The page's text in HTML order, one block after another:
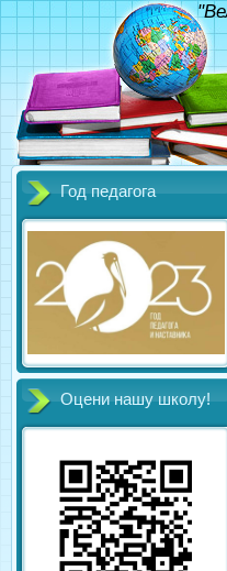
Год педагога
Оцени нашу школу!